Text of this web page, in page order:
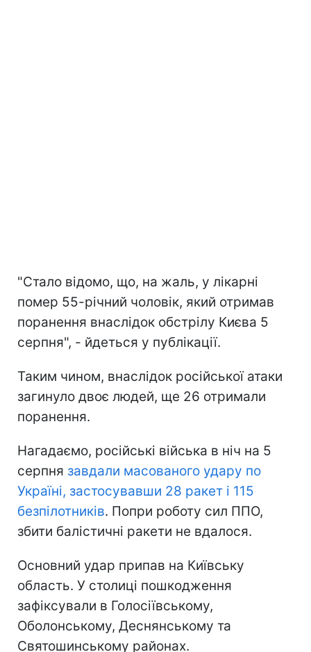
"Стало відомо, що, на жаль, у лікарні
помер 55-річний чоловік, який отримав
поранення внаслідок обстрілу Києва 5
серпня", - йдеться у публікації.
Таким чином, внаслідок російської атаки
загинуло двоє людей, ще 26 отримали
поранення.
Нагадаємо, російські війська в ніч на 5
серпня завдали масованого удару по
Україні, застосувавши 28 ракет і 115
безпілотників. Попри роботу сил ППО,
збити балістичні ракети не вдалося.
Основний удар припав на Київську
область. У столиці пошкодження
зафіксували в Голосіївському,
Оболонському, Деснянському та
Святошинському районах.